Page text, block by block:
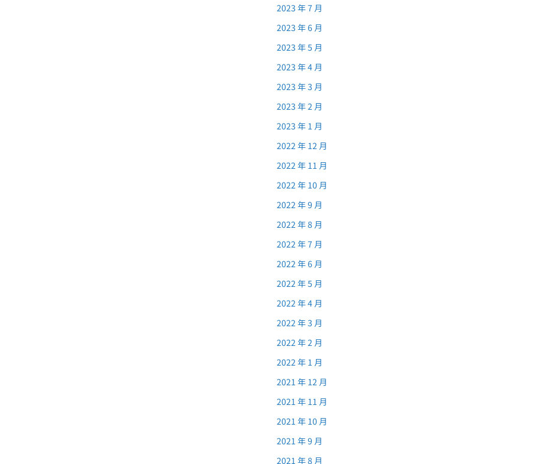
2023 年 7 月
2023 年 6 月
2023 年 5 月
2023 年 4 月
2023 年 3 月
2023 年 2 月
2023 年 1 月
2022 年 12 月
2022 年 11 月
2022 年 10 月
2022 年 9 月
2022 年 8 月
2022 年 7 月
2022 年 6 月
2022 年 5 月
2022 年 4 月
2022 年 3 月
2022 年 2 月
2022 年 1 月
2021 年 12 月
2021 年 11 月
2021 年 10 月
2021 年 9 月
2021 年 8 月